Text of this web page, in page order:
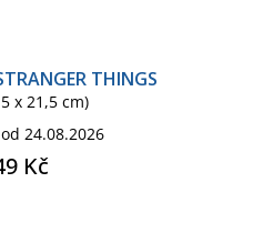
THINGS
x 21,5 cm)
24.08.2026
Kč